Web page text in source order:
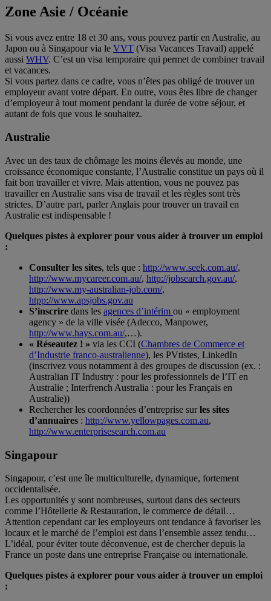
Zone Asie / Océanie
Si vous avez entre 18 et 30 ans, vous pouvez partir en Australie, au
Japon ou à Singapour via le VVT (Visa Vacances Travail) appelé
aussi WHV. C’est un visa temporaire qui permet de combiner travail
et vacances.
Si vous partez dans ce cadre, vous n’êtes pas obligé de trouver un
employeur avant votre départ. En outre, vous êtes libre de changer
d’employeur à tout moment pendant la durée de votre séjour, et
autant de fois que vous le souhaitez.
Australie
Avec un des taux de chômage les moins élevés au monde, une
croissance économique constante, l’Australie constitue un pays où il
fait bon travailler et vivre. Mais attention, vous ne pouvez pas
travailler en Australie sans visa de travail et les règles sont très
strictes. D’autre part, parler Anglais pour trouver un travail en
Australie est indispensable !
Quelques pistes à explorer pour vous aider à trouver un emploi
:
Consulter les sites, tels que : http://www.seek.com.au/,
http://www.mycareer.com.au/, http://jobsearch.gov.au/,
http://www.my-australian-job.com/,
htpp://www.apsjobs.gov.au
S’inscrire dans les agences d’intérim ou « employment
agency » de la ville visée (Adecco, Manpower,
http://www.hays.com.au/,…).
« Réseautez ! » via les CCI (Chambres de Commerce et
d’Industrie franco-australienne), les PVtistes, LinkedIn
(inscrivez vous notamment à des groupes de discussion (ex. :
Australian IT Industry : pour les professionnels de l’IT en
Australie ; Interfrench Australia : pour les Français en
Australie))
Rechercher les coordonnées d’entreprise surles sites
d’annuaires : http://www.yellowpages.com.au,
http://www.enterprisesearch.com.au
Singapour
Singapour, c’est une île multiculturelle, dynamique, fortement
occidentalisée.
Les opportunités y sont nombreuses, surtout dans des secteurs
comme l’Hôtellerie & Restauration, le commerce de détail…
Attention cependant car les employeurs ont tendance à favoriser les
locaux et le marché de l’emploi est dans l’ensemble assez tendu…
L’idéal, pour éviter toute déconvenue, est de chercher depuis la
France un poste dans une entreprise Française ou internationale.
Quelques pistes à explorer pour vous aider à trouver un emploi
: